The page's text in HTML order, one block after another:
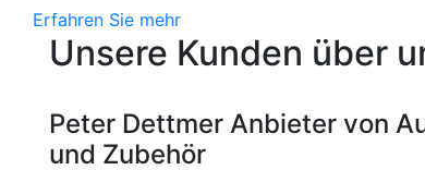
Erfahren Sie mehr
Unsere Kunden über
Peter Dettmer Anbieter von
und Zubehör